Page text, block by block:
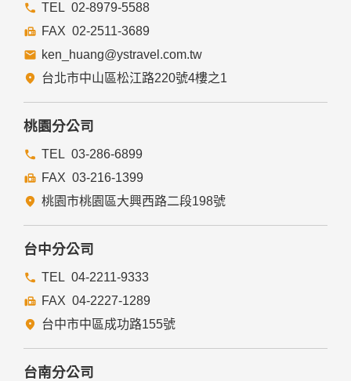
02-8979-5588
02-2511-3689
ken_huang@ystravel.com.tw
台北市中山區松江路220號4樓之1
桃園分公司
03-286-6899
03-216-1399
桃園市桃園區大興西路二段198號
台中分公司
04-2211-9333
04-2227-1289
台中市中區成功路155號
台南分公司